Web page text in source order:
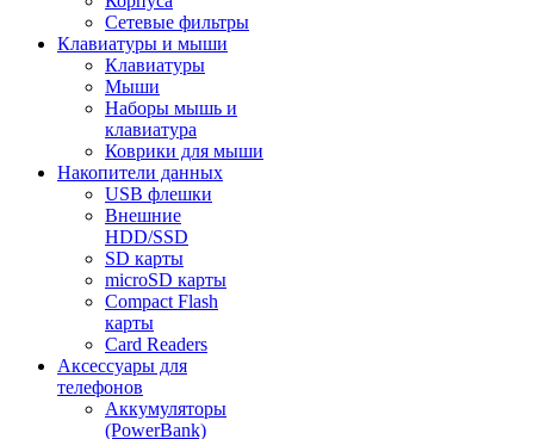
Сетевые фильтры
Клавиатуры и мыши
Клавиатуры
Мыши
Наборы мышь и
клавиатура
Коврики для мыши
Накопители данных
USB флешки
Внешние
HDD/SSD
SD карты
microSD карты
Compact Flash
карты
Card Readers
Аксессуары для
телефонов
Аккумуляторы
(PowerBank)